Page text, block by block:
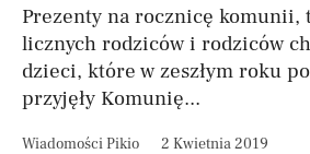
Prezenty na rocznicę komunii,
licznych rodziców i rodziców
dzieci, które w zeszłym roku
przyjęły Komunię...
Wiadomości Pikio 2 Kwietnia 2019